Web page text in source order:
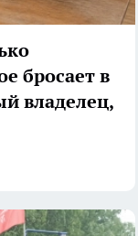
бросает в
владелец,